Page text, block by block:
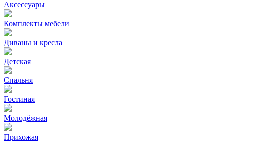
Аксессуары
Комплекты мебели
Диваны и кресла
Детская
Спальня
Гостиная
Молодёжная
Прихожая